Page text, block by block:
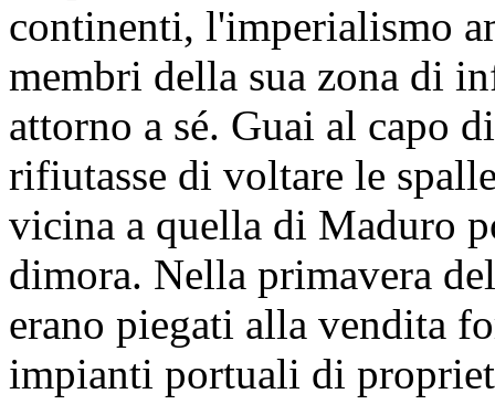
continenti, l'imperialismo
membri della sua zona di
attorno a sé. Guai al capo
rifiutasse di voltare le
vicina a quella di Maduro
dimora. Nella primavera
erano piegati alla vendita
impianti portuali di